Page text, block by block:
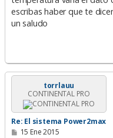
escribas haber que te
un saludo
torrlauu
CONTINENTAL PRO
Re: El sistema Power2max
M15 Ene 2015